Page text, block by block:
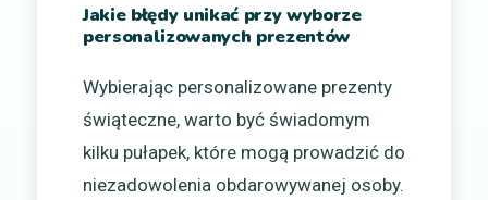
Jakie błędy unikać przy wyborze
personalizowanych prezentów
Wybierając personalizowane prezenty
świąteczne, warto być świadomym
kilku pułapek, które mogą prowadzić do
niezadowolenia obdarowywanej osoby.